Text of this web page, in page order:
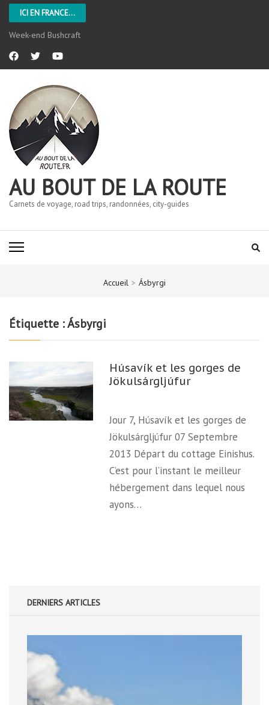
ICI EN FRANCE...
Week-end Bushcraft
AU BOUT DE LA ROUTE
Carnets de voyage, road trips, randonnées, city-guides
Accueil > Ásbyrgi
Étiquette :Ásbyrgi
Húsavík et les gorges de
Jökulsárgljúfur
Jour 7, Húsavík et les gorges de
Jökulsárgljúfur 07 Septembre
2013 Départ du cottage Einishus.
C’est pour l’instant le meilleur
hébergement dans lequel nous
ayons…
DERNIERS ARTICLES